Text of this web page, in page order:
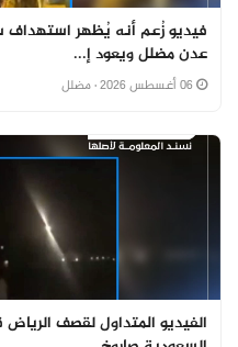
فيديو زُعم أنه يُظهر
عدن مضلل ويعود إ...
· مضلل
الفيديو المتداول لقصف